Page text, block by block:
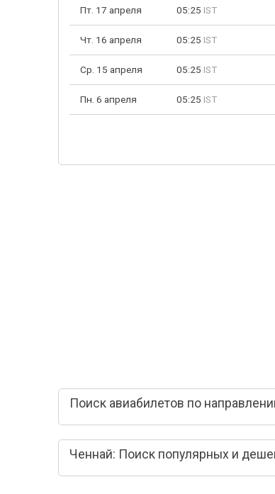
Пт. 17 апреля 05:25 IST
Чт. 16 апреля 05:25 IST
Ср. 15 апреля 05:25 IST
Пн. 6 апреля 05:25 IST
Поиск авиабилетов по
Ченнай: Поиск популярных и